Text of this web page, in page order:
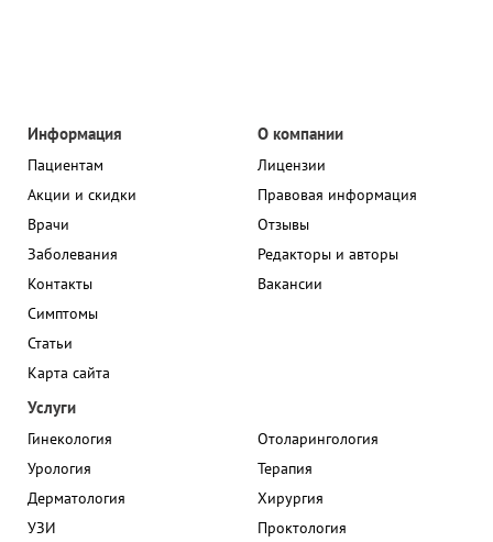
Информация
Пациентам
Акции и скидки
Врачи
Заболевания
Контакты
Симптомы
Статьи
Карта сайта
О компании
Лицензии
Правовая информация
Отзывы
Редакторы и авторы
Вакансии
Услуги
Гинекология
Урология
Дерматология
УЗИ
Отоларингология
Терапия
Хирургия
Проктология